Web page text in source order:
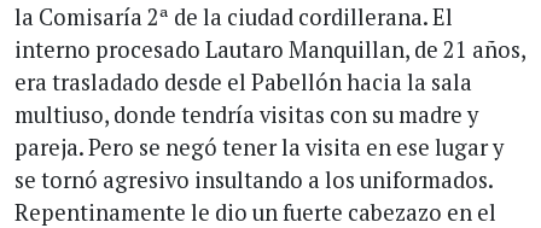
la Comisaría 2ª de la ciudad cordillerana. El
interno procesado Lautaro Manquillan, de 21 años,
era trasladado desde el Pabellón hacia la sala
multiuso, donde tendría visitas con su madre y
pareja. Pero se negó tener la visita en ese lugar y
se tornó agresivo insultando a los uniformados.
Repentinamente le dio un fuerte cabezazo en el